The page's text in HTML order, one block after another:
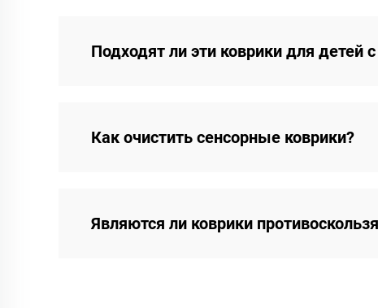
Подходят ли эти коврики для детей
Как очистить сенсорные коврики?
Являются ли коврики